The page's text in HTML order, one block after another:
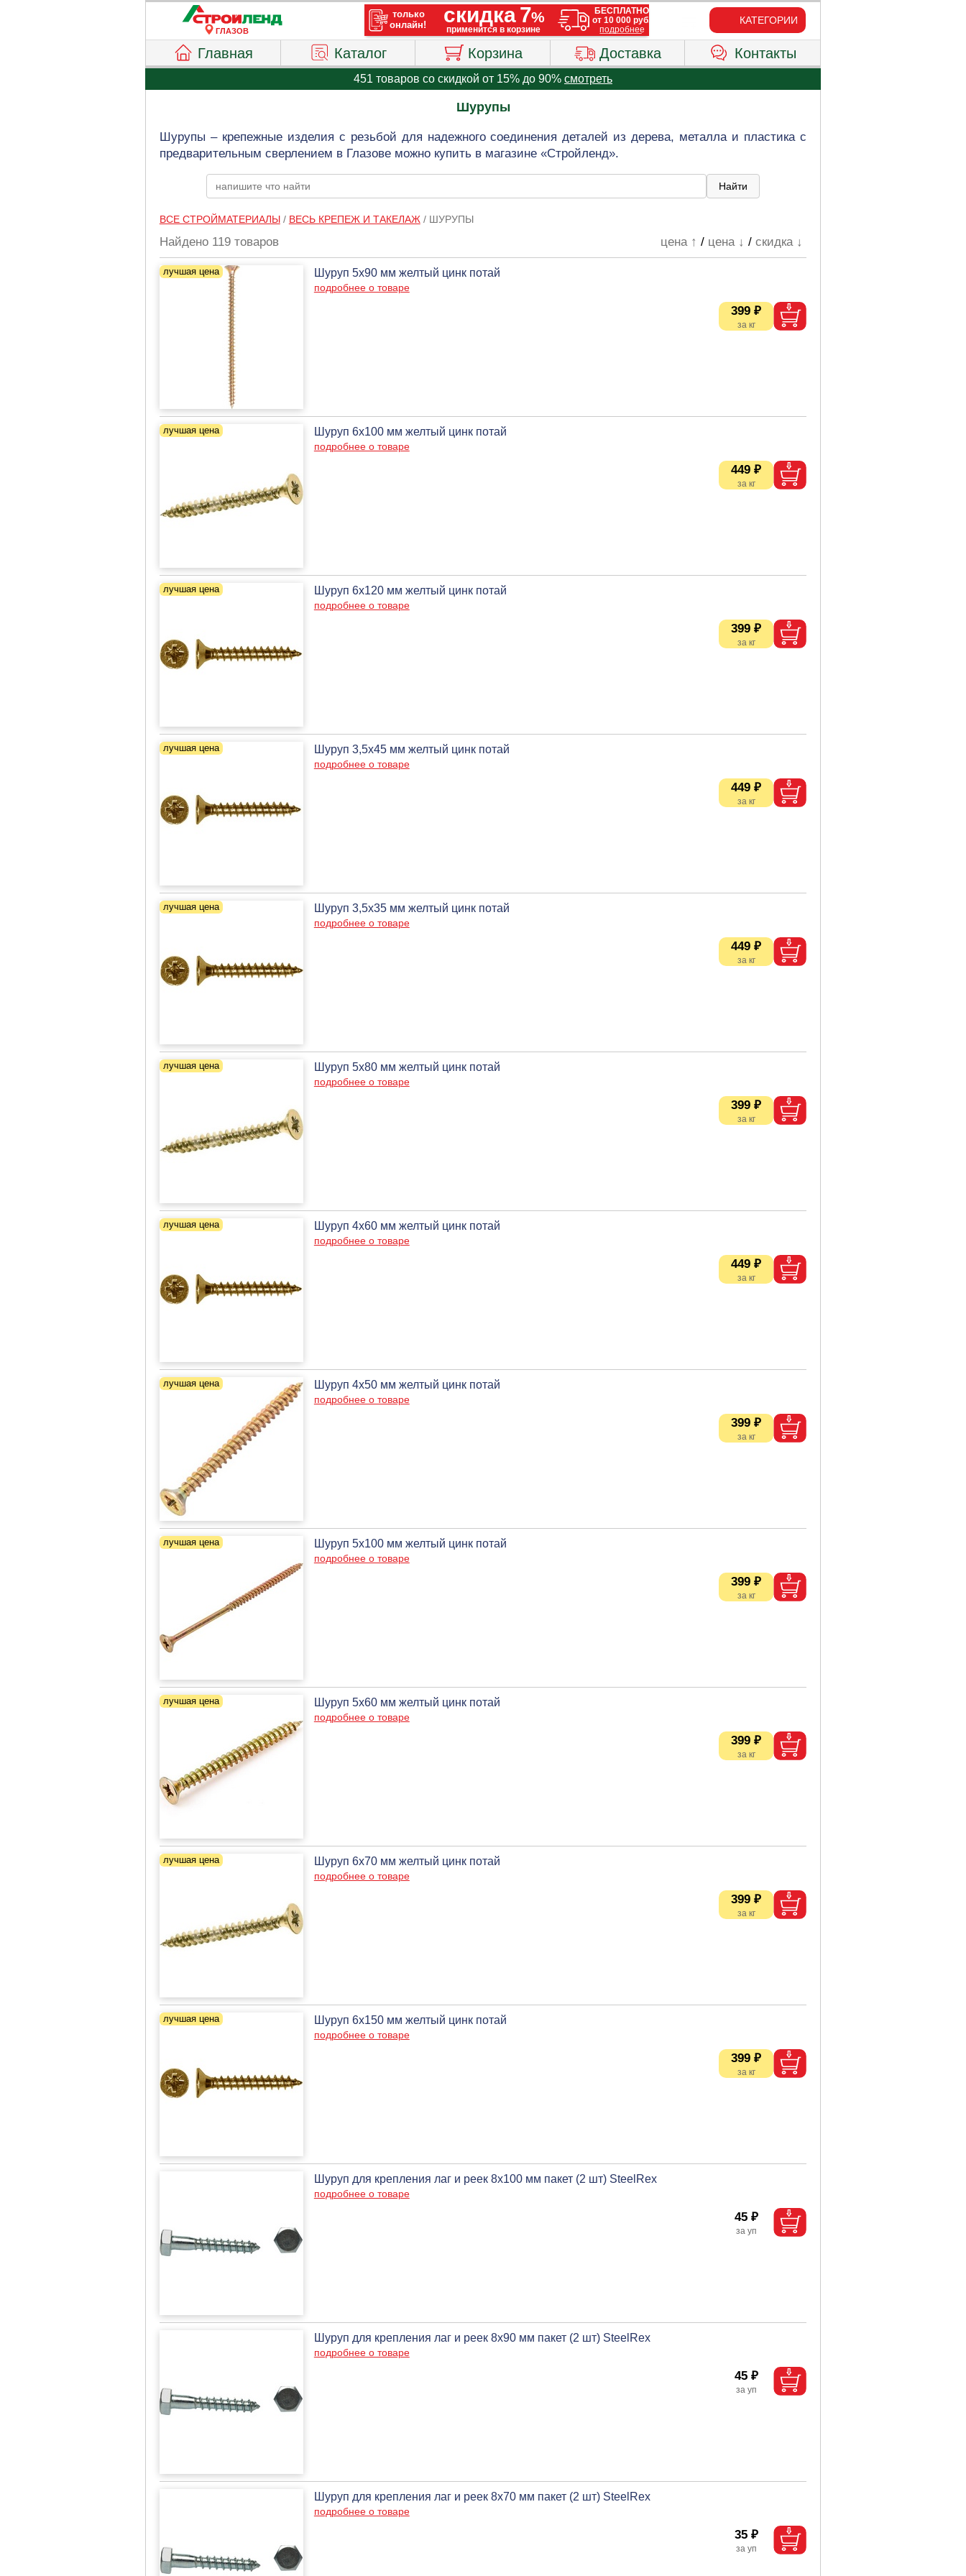
ГЛАЗОВ
КАТЕГОРИИ
Главная Каталог Корзина Доставка Контакты
451 товаров со скидкой от 15% до 90% смотреть
Шурупы
Шурупы – крепежные изделия с резьбой для надежного соединения деталей из дерева, металла и пластика с
предварительным сверлением в Глазове можно купить в магазине «Стройленд».
ВСЕ СТРОЙМАТЕРИАЛЫ/ ВЕСЬ КРЕПЕЖ И ТАКЕЛАЖ/ ШУРУПЫ
Найдено 119 товаров цена ↑ / цена ↓ /скидка ↓
Шуруп 5х90 мм желтый цинк потай
подробнее о товаре
399 ₽
Шуруп 6х100 мм желтый цинк потай
подробнее о товаре
449 ₽
Шуруп 6х120 мм желтый цинк потай
подробнее о товаре
399 ₽
Шуруп 3,5х45 мм желтый цинк потай
подробнее о товаре
449 ₽
Шуруп 3,5х35 мм желтый цинк потай
подробнее о товаре
449 ₽
Шуруп 5х80 мм желтый цинк потай
подробнее о товаре
399 ₽
Шуруп 4х60 мм желтый цинк потай
подробнее о товаре
449 ₽
Шуруп 4х50 мм желтый цинк потай
подробнее о товаре
399 ₽
Шуруп 5х100 мм желтый цинк потай
подробнее о товаре
399 ₽
Шуруп 5х60 мм желтый цинк потай
подробнее о товаре
399 ₽
Шуруп 6х70 мм желтый цинк потай
подробнее о товаре
399 ₽
Шуруп 6х150 мм желтый цинк потай
подробнее о товаре
399 ₽
Шуруп для крепления лаг и реек 8х100 мм пакет (2 шт) SteelRex
подробнее о товаре
45 ₽
Шуруп для крепления лаг и реек 8х90 мм пакет (2 шт) SteelRex
подробнее о товаре
45 ₽
Шуруп для крепления лаг и реек 8х70 мм пакет (2 шт) SteelRex
подробнее о товаре
35 ₽